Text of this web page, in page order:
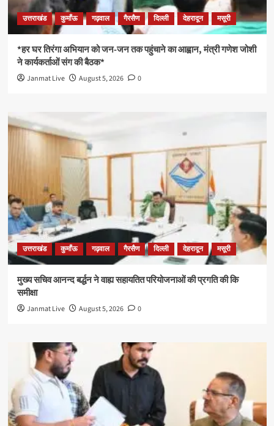
उत्तराखंड कुमाँऊ गढ़वाल गैरसैण दिल्ली देहरादून मसूरी
*हर घर तिरंगा अभियान को जन-जन तक पहुंचाने का आह्वान, मंत्री गणेश जोशी
ने कार्यकर्ताओं संग की बैठक*
Janmat Live August 5, 2026 0
उत्तराखंड कुमाँऊ गढ़वाल गैरसैण दिल्ली देहरादून मसूरी
मुख्य सचिव आनन्द बर्द्धन ने वाह्य सहायतित परियोजनाओं की प्रगति की कि
समीक्षा
Janmat Live August 5, 2026 0